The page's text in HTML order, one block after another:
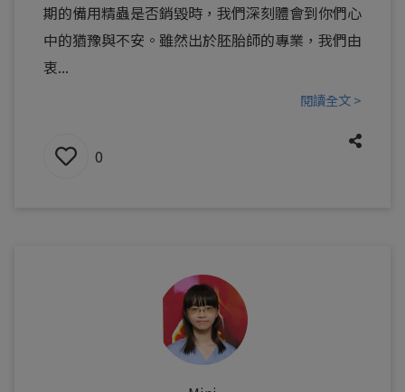
期的備用精蟲是否銷毀時，我們深刻體會到你們心
中的猶豫與不安。雖然出於胚胎師的專業，我們由
衷...
閱讀全文 >
0